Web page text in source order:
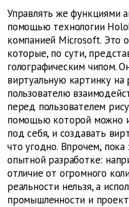
Управлять же функциями
помощью технологии
компанией Microsoft. Это
которые, по сути,
голографическим чипом.
виртуальную картинку
пользователю
перед пользователем
помощью которой можно
под себя, и создавать
что угодно. Впрочем, пока
опытной разработке:
отличие от огромного
реальности нельзя, а
промышленности и